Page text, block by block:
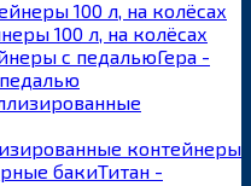
100 л, на колёсах
Гера -
контейнеры
Титан -